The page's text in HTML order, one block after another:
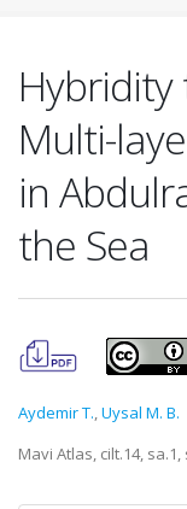
Multi-
in
the Sea
Aydemir T.,Uysal M. B.
Mavi Atlas, cilt.14, sa.1,